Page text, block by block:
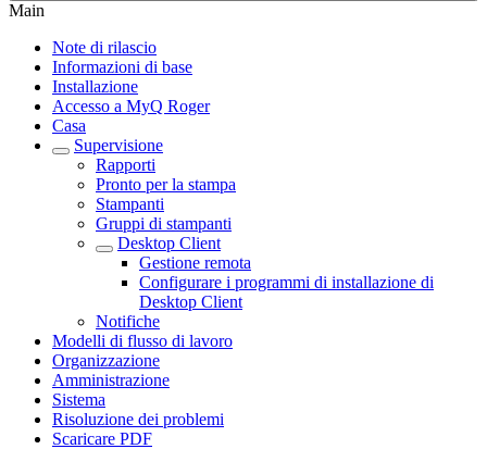
Main
Note di rilascio
Informazioni di base
Installazione
Accesso a MyQ Roger
Casa
Supervisione
Rapporti
Pronto per la stampa
Stampanti
Gruppi di stampanti
Desktop Client
Gestione remota
Configurare i programmi di installazione di
Desktop Client
Notifiche
Modelli di flusso di lavoro
Organizzazione
Amministrazione
Sistema
Risoluzione dei problemi
Scaricare PDF